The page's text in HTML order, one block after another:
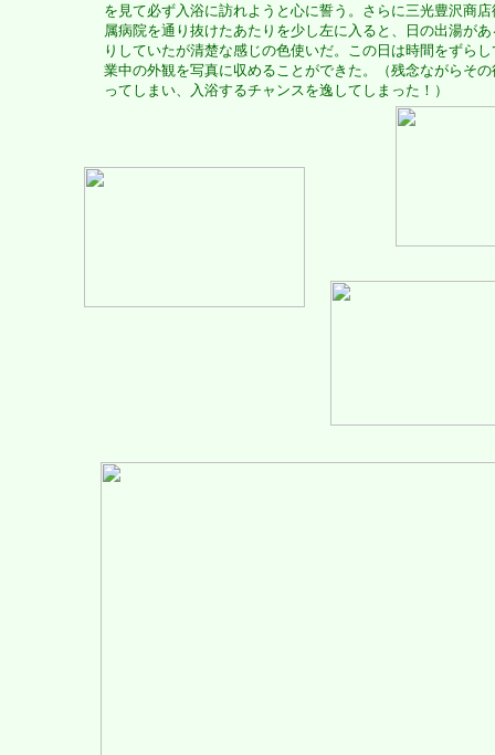
を見て必ず入浴に訪れようと心に誓う。さらに三光豊沢商
属病院を通り抜けたあたりを少し左に入ると、日の出湯が
りしていたが清楚な感じの色使いだ。この日は時間をずら
業中の外観を写真に収めることができた。（残念ながらそ
ってしまい、入浴するチャンスを逸してしまった！）